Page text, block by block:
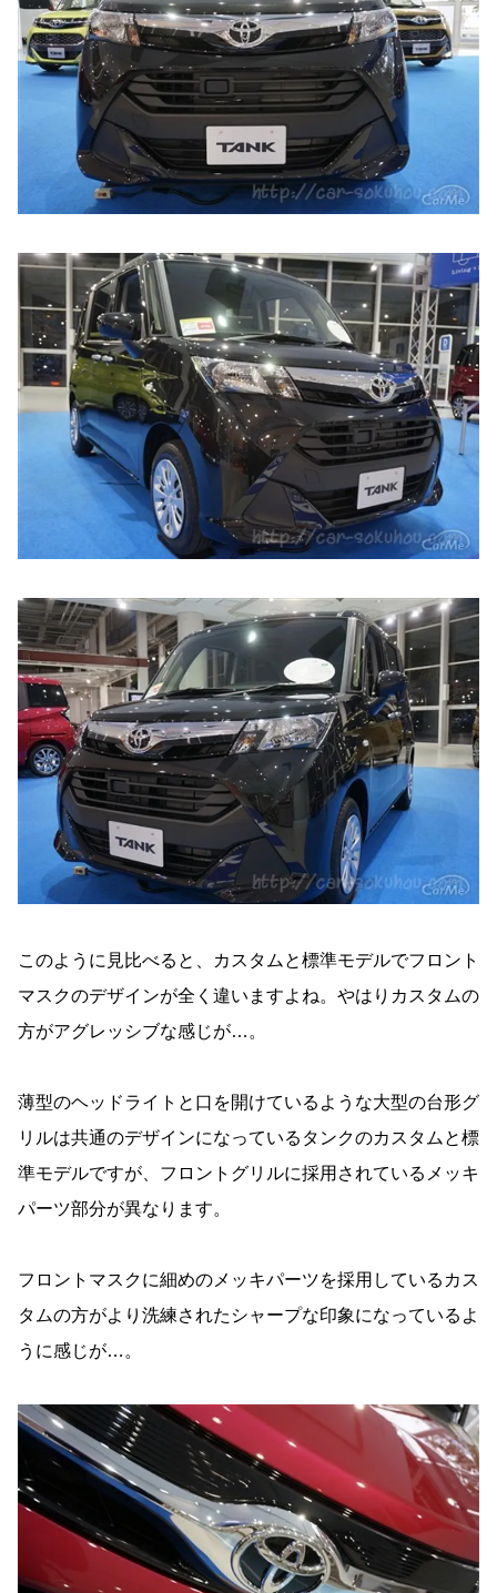
このように見比べると、カスタムと標準モデルでフロント
マスクのデザインが全く違いますよね。やはりカスタムの
方がアグレッシブな感じが…。
薄型のヘッドライトと口を開けているような大型の台形グ
リルは共通のデザインになっているタンクのカスタムと標
準モデルですが、フロントグリルに採用されているメッキ
パーツ部分が異なります。
フロントマスクに細めのメッキパーツを採用しているカス
タムの方がより洗練されたシャープな印象になっているよ
うに感じが…。